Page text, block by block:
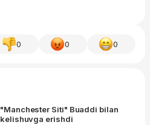
0 0 0
"Manchester Siti" Buaddi bilan
kelishuvga erishdi